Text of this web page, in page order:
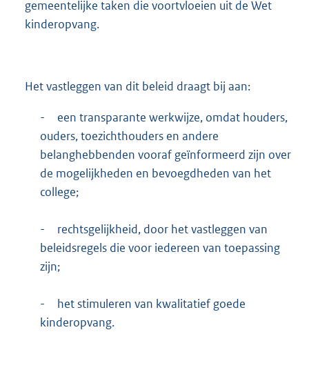
gemeentelijke taken die voortvloeien uit de Wet
kinderopvang.
Het vastleggen van dit beleid draagt bij aan:
-
een transparante werkwijze, omdat houders,
ouders, toezichthouders en andere
belanghebbenden vooraf geïnformeerd zijn over
de mogelijkheden en bevoegdheden van het
college;
-
rechtsgelijkheid, door het vastleggen van
beleidsregels die voor iedereen van toepassing
zijn;
-
het stimuleren van kwalitatief goede
kinderopvang.